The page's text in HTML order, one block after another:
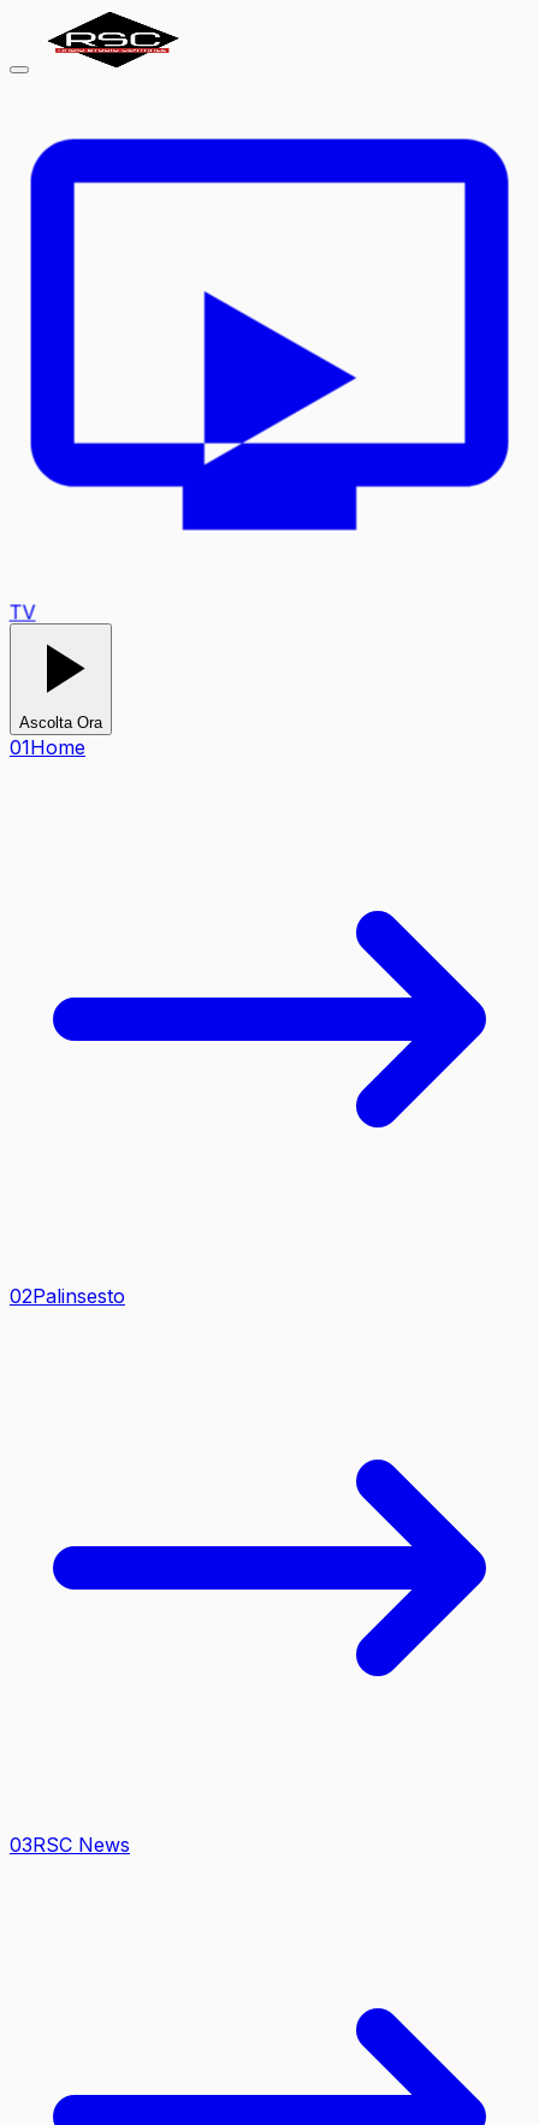
Ascolta Ora
01Home
02Palinsesto
03RSC News